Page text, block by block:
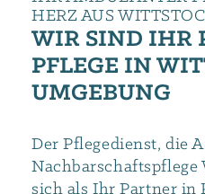
HERZ AUS
WIR SIND IHR
PFLEGE IN
UMGEBUNG
Der Pflegedienst, die
sich als Ihr Partner in